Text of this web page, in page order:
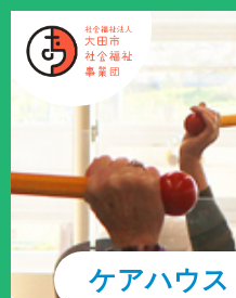
このページの本文へ
ケアハウ